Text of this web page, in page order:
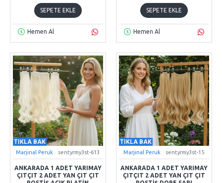
SEPETE EKLE
Hemen Al
SEPETE EKLE
Hemen Al
TIKLA BAK
Marjinal Peruk sentyrmy3st-613
ANKARADA 1 ADET YARIMAY
ÇITÇIT 2 ADET YAN ÇIT ÇIT
TIKLA BAK
Marjinal Peruk sentyrmy3st-15
ANKARADA 1 ADET YARIMAY
ÇITÇIT 2 ADET YAN ÇIT ÇIT